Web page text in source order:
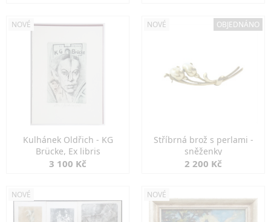
NOVÉ
Kulhánek Oldřich - KG
Brücke, Ex libris
3 100 Kč
NOVÉ OBJEDNÁNO
Stříbrná brož s perlami -
sněženky
2 200 Kč
NOVÉ NOVÉ